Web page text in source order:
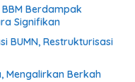
Berdampak
Signifikan
BUMN, Restrukturisasi
Mengalirkan Berkah